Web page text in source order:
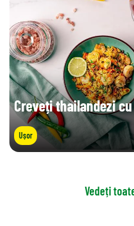
Creveți thailandezi
Ușor
Vedeți